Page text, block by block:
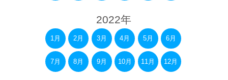
2022年
1月 2月 3月 4月 5月 6月
7月 8月 9月 10月 11月 12月